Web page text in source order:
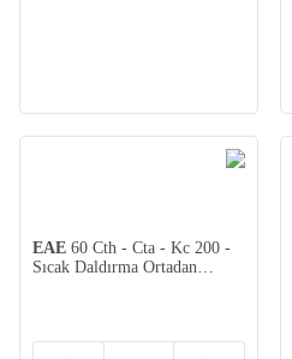
EAE 60 Cth - Cta - Kc 200 -
Sıcak Daldırma Ortadan